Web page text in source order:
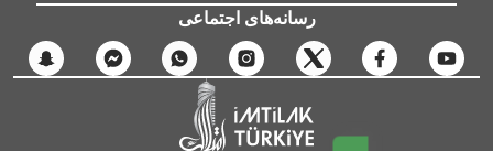
رسانه‌های اجتماعی